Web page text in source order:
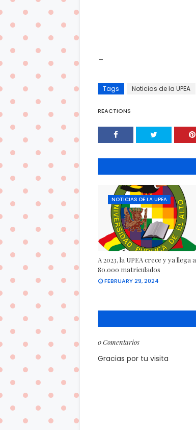
Tags Noticias de la UPEA
REACTIONS
NOTICIAS DE LA UPEA
A 2023, la UPEA crece y ya llega a
80.000 matriculados
FEBRUARY 29, 2024
0 Comentarios
Gracias por tu visita